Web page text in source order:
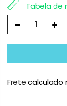
Tabela de
Frete calculado